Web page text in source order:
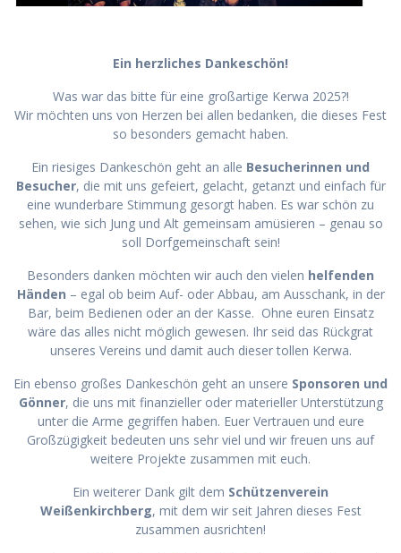
Ein herzliches Dankeschön!
Was war das bitte für eine großartige Kerwa 2025?!
Wir möchten uns von Herzen bei allen bedanken, die dieses Fest
so besonders gemacht haben.
Ein riesiges Dankeschön geht an alle Besucherinnen und
Besucher, die mit uns gefeiert, gelacht, getanzt und einfach für
eine wunderbare Stimmung gesorgt haben. Es war schön zu
sehen, wie sich Jung und Alt gemeinsam amüsieren – genau so
soll Dorfgemeinschaft sein!
Besonders danken möchten wir auch den vielen helfenden
Händen – egal ob beim Auf- oder Abbau, am Ausschank, in der
Bar, beim Bedienen oder an der Kasse. Ohne euren Einsatz
wäre das alles nicht möglich gewesen. Ihr seid das Rückgrat
unseres Vereins und damit auch dieser tollen Kerwa.
Ein ebenso großes Dankeschön geht an unsere Sponsoren und
Gönner, die uns mit finanzieller oder materieller Unterstützung
unter die Arme gegriffen haben. Euer Vertrauen und eure
Großzügigkeit bedeuten uns sehr viel und wir freuen uns auf
weitere Projekte zusammen mit euch.
Ein weiterer Dank gilt dem Schützenverein
Weißenkirchberg, mit dem wir seit Jahren dieses Fest
zusammen ausrichten!